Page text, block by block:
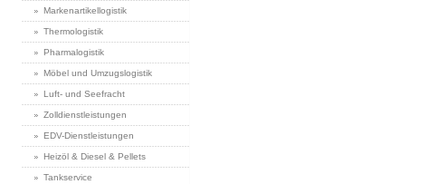
Markenartikellogistik
Thermologistik
Pharmalogistik
Möbel und Umzugslogistik
Luft- und Seefracht
Zolldienstleistungen
EDV-Dienstleistungen
Heizöl & Diesel & Pellets
Tankservice